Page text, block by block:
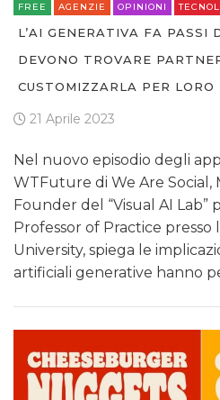
FREE AGENZIE OPINIONI
L’AI GENERATIVA FA PASSI
DEVONO TROVARE
CUSTOMIZZARLA PER LORO
21 Aprile 2023
Nel nuovo episodio degli
WTFuture di We Are Social,
Founder del “Visual AI Lab”
Professor of Practice
University, spiega le
artificiali generative hanno